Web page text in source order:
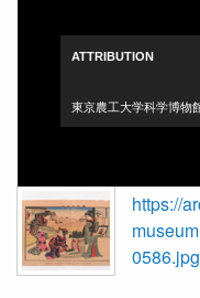
https://
0586.jpg
ATTRIBUTION
東京農工大学科学博物